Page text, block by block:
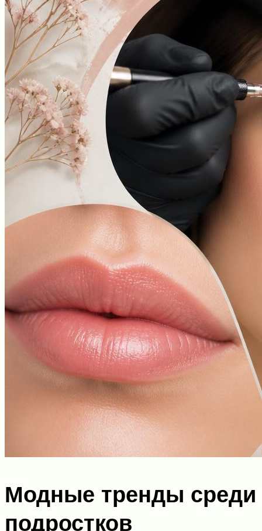
Модные тренды среди
подростков